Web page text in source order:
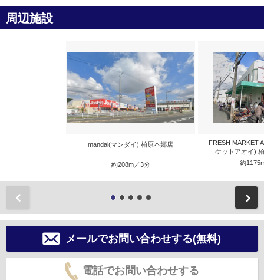
周辺施設
mandai(マンダイ) 柏原本郷店
約208m／3分
FRESH MARKET
ケットアオイ)
約
メールでお問い合わせする(無料)
電話でお問い合わせする